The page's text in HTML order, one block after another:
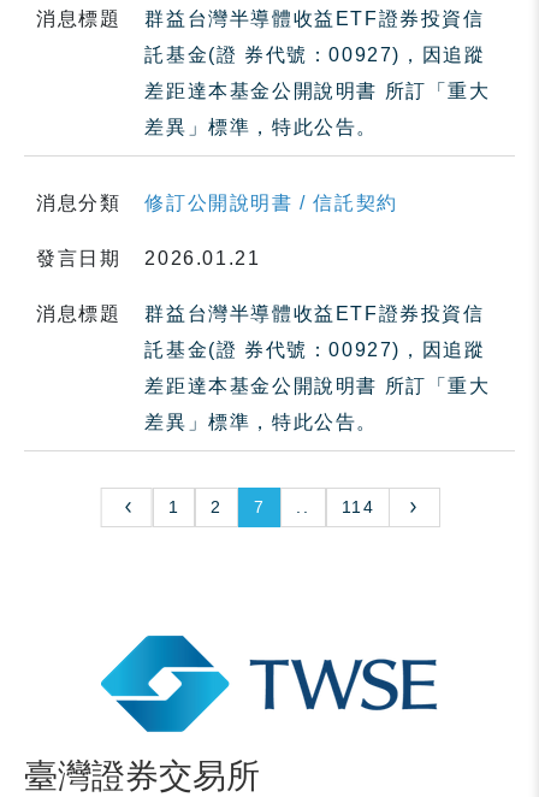
消息標題
群益台灣半導體收益ETF證券投資信
託基金(證 券代號：00927)，因追蹤
差距達本基金公開說明書 所訂「重大
差異」標準，特此公告。
消息分類 修訂公開說明書 / 信託契約
發言日期 2026.01.21
消息標題
群益台灣半導體收益ETF證券投資信
託基金(證 券代號：00927)，因追蹤
差距達本基金公開說明書 所訂「重大
差異」標準，特此公告。
1 2 7 114
臺灣證券交易所